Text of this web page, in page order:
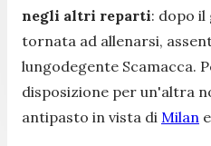
negli altri reparti: dopo il
tornata ad allenarsi,
lungodegente Scamacca.
disposizione per un'altra
antipasto in vista di Milan